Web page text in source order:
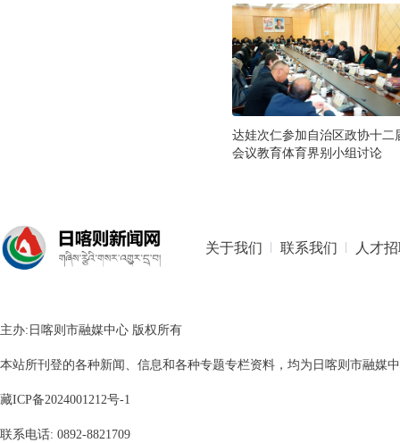
达娃次仁参加自治区政协十二
会议教育体育界别小组讨论
关于我们 联系我们 人才
主办:日喀则市融媒中心 版权所有
本站所刊登的各种新闻、信息和各种专题专栏资料，均为日喀则市融媒
藏ICP备2024001212号-1
联系电话: 0892-8821709